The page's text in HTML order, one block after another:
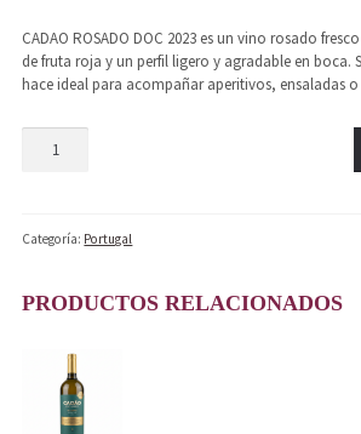
CADAO ROSADO DOC 2023 es un vino rosado
de fruta roja y un perfil ligero y agradable en boca.
hace ideal para acompañar aperitivos, ensaladas
Categoría: Portugal
PRODUCTOS RELACIONADOS